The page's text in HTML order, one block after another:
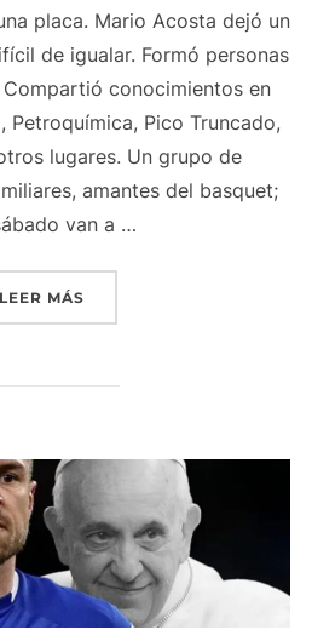
placa. Mario Acosta dejó un
de igualar. Formó personas
conocimientos en
Petroquímica, Pico Truncado,
lugares. Un grupo de
amantes del basquet;
van a …
LEER MÁS«HOMENAJE AL